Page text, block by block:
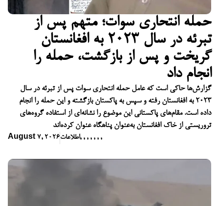
حمله انتحاری سوات؛ متهم پس از
تبرئه در سال ۲۰۲۳ به افغانستان
گریخت و پس از بازگشت، حمله را
انجام داد
گزارش‌ها حاکی است که عامل حمله انتحاری سوات پس از تبرئه در سال
۲۰۲۳ به افغانستان رفته و سپس به پاکستان بازگشته و این حمله را انجام
داده است. مقام‌های پاکستانی این موضوع را نشانه‌ای از استفاده گروه‌های
تروریستی از خاک افغانستان به‌عنوان پناهگاه عنوان کرده‌اند
August 7, 2026اطلاعات, , , , , , ,